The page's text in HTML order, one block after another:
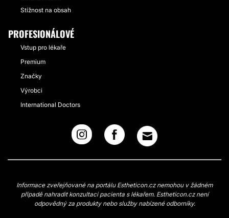
Stížnost na obsah
PROFESIONÁLOVÉ
Vstup pro lékaře
Premium
Značky
Výrobci
International Doctors
Informace zveřejňované na portálu Estheticon.cz nemohou v žádném
případě nahradit konzultaci pacienta s lékařem. Estheticon.cz není
odpovědný za produkty nebo služby nabízené odborníky.